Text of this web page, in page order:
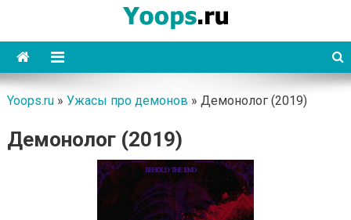
content
Yoops
Yoops.ru» Ужасы про демонов » Демонолог (2019)
Демонолог (2019)